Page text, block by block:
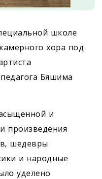
школе
хора под
Бяшима
и
произведения
шедевры
и народные
уделено